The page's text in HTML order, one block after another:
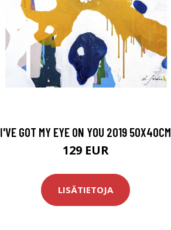
I'VE GOT MY EYE ON YOU 2019 50X40CM
129 EUR
LISÄTIETOJA